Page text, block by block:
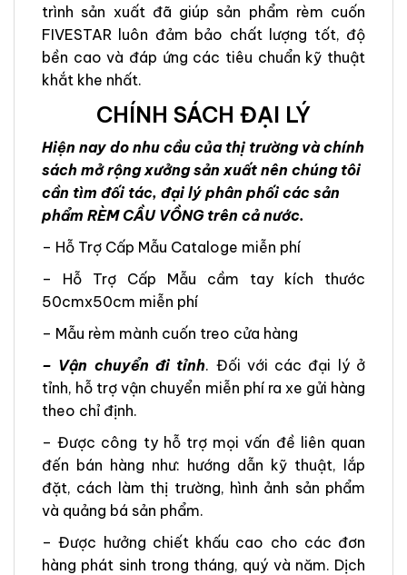
trình sản xuất đã giúp sản phẩm rèm cuốn
FIVESTAR luôn đảm bảo chất lượng tốt, độ
bền cao và đáp ứng các tiêu chuẩn kỹ thuật
khắt khe nhất.
CHÍNH SÁCH ĐẠI LÝ
Hiện nay do nhu cầu của thị trường và chính
sách mở rộng xưởng sản xuất nên chúng tôi
cần tìm đối tác, đại lý phân phối các sản
phẩm RÈM CẦU VỒNG trên cả nước.
– Hỗ Trợ Cấp Mẫu Cataloge miễn phí
– Hỗ Trợ Cấp Mẫu cầm tay kích thước
50cmx50cm miễn phí
– Mẫu rèm mành cuốn treo cửa hàng
– Vận chuyển đi tỉnh. Đối với các đại lý ở
tỉnh, hỗ trợ vận chuyển miễn phí ra xe gửi hàng
theo chỉ định.
– Được công ty hỗ trợ mọi vấn đề liên quan
đến bán hàng như: hướng dẫn kỹ thuật, lắp
đặt, cách làm thị trường, hình ảnh sản phẩm
và quảng bá sản phẩm.
– Được hưởng chiết khấu cao cho các đơn
hàng phát sinh trong tháng, quý và năm. Dịch